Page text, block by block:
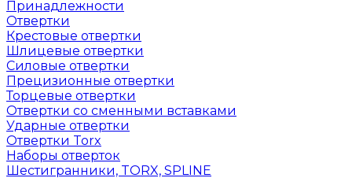
Принадлежности
Отвертки
Крестовые отвертки
Шлицевые отвертки
Силовые отвертки
Прецизионные отвертки
Торцевые отвертки
Отвертки со сменными вставками
Ударные отвертки
Отвертки Torx
Наборы отверток
Шестигранники, TORX, SPLINE